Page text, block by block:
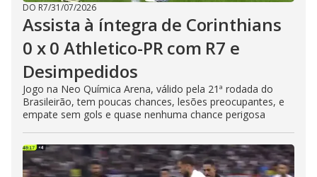
DO R7/31/07/2026
Assista à íntegra de Corinthians
0 x 0 Athletico-PR com R7 e
Desimpedidos
Jogo na Neo Química Arena, válido pela 21ª rodada do
Brasileirão, tem poucas chances, lesões preocupantes, e
empate sem gols e quase nenhuma chance perigosa